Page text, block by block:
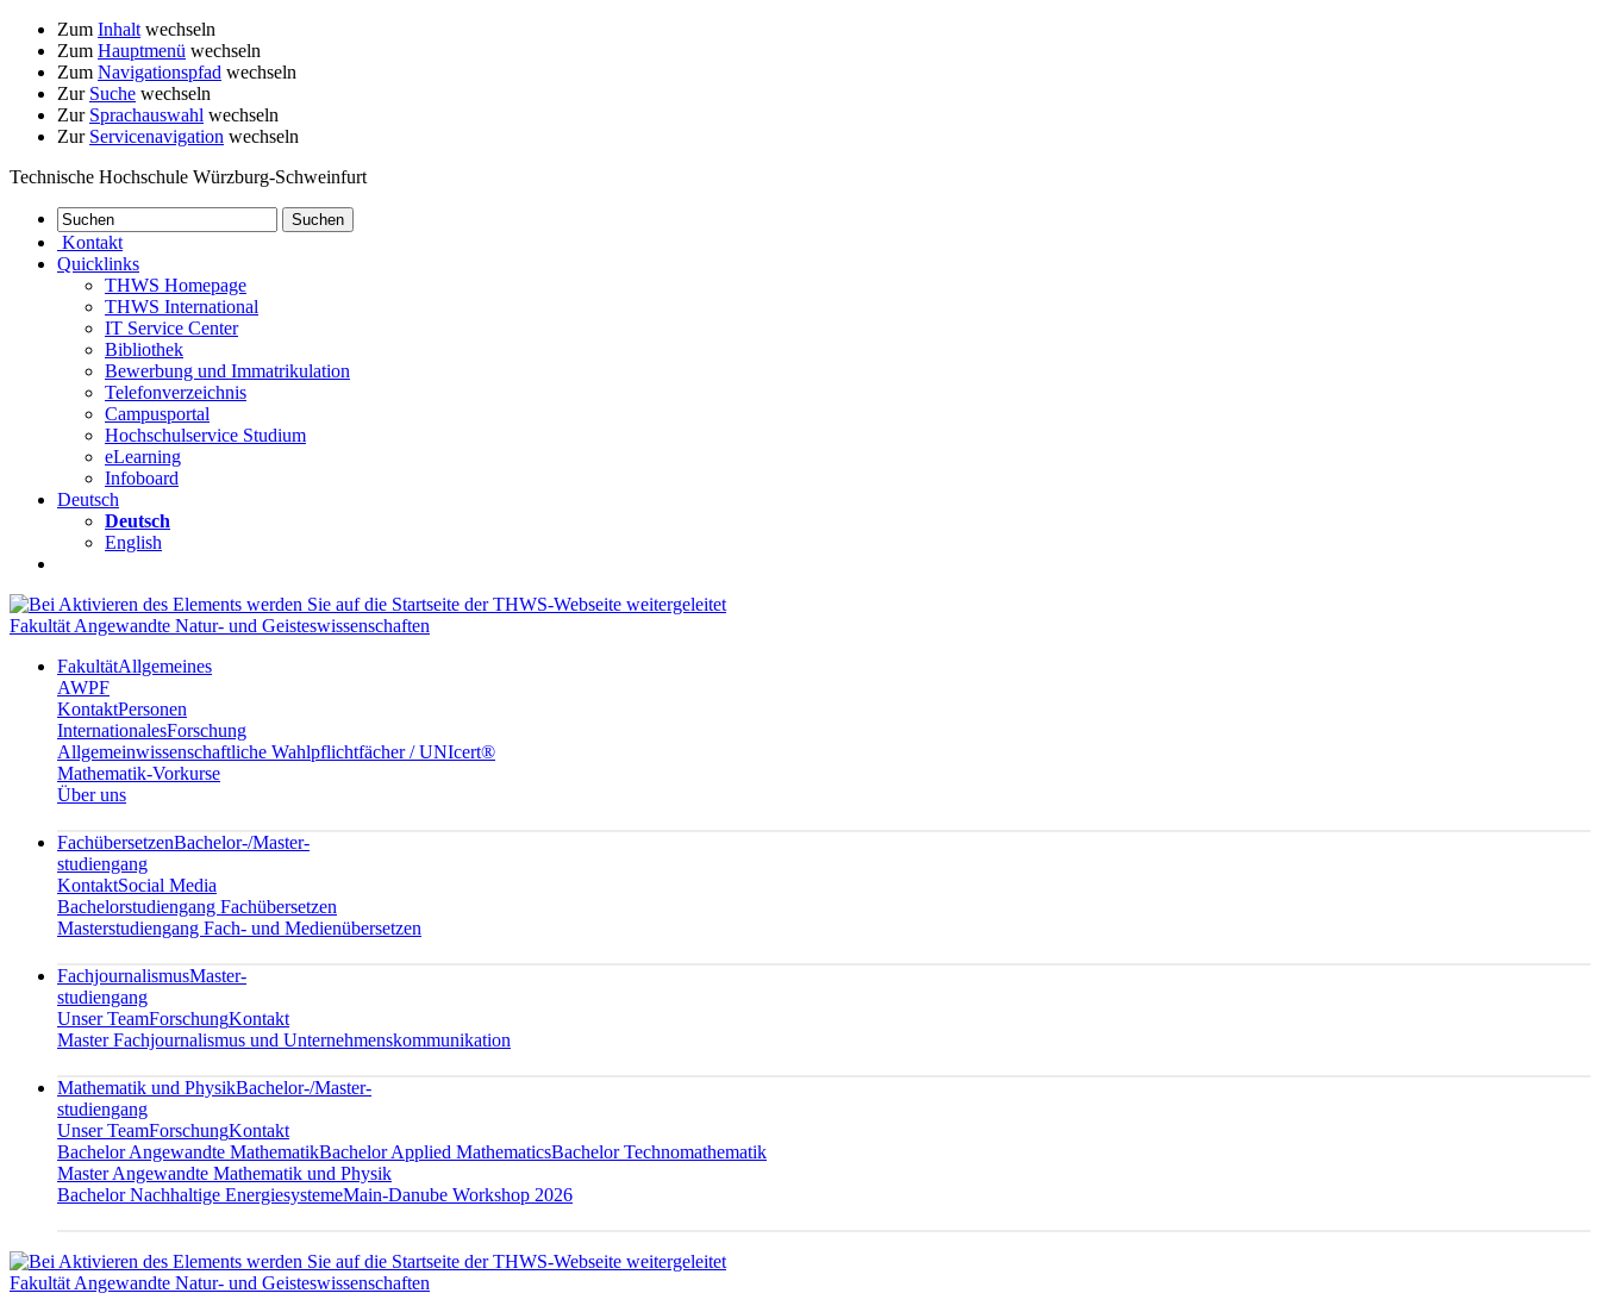
Zum Inhalt wechseln
Zum Hauptmenü wechseln
Zum Navigationspfad wechseln
Zur Suche wechseln
Zur Sprachauswahl wechseln
Zur Servicenavigation wechseln
Technische Hochschule Würzburg-Schweinfurt
Kontakt
Quicklinks
THWS Homepage
THWS International
IT Service Center
Bibliothek
Bewerbung und Immatrikulation
Telefonverzeichnis
Campusportal
Hochschulservice Studium
eLearning
Infoboard
Deutsch
Deutsch
English
Fakultät Angewandte Natur- und Geisteswissenschaften
FakultätAllgemeines
AWPF
KontaktPersonen
InternationalesForschung
Allgemeinwissenschaftliche Wahlpflichtfächer / UNIcert®
Mathematik-Vorkurse
Über uns
FachübersetzenBachelor-/Master-
studiengang
KontaktSocial Media
Bachelorstudiengang Fachübersetzen
Masterstudiengang Fach- und Medienübersetzen
FachjournalismusMaster-
studiengang
Unser TeamForschungKontakt
Master Fachjournalismus und Unternehmenskommunikation
Mathematik und PhysikBachelor-/Master-
studiengang
Unser TeamForschungKontakt
Bachelor Angewandte MathematikBachelor Applied MathematicsBachelor Technomathematik
Master Angewandte Mathematik und Physik
Bachelor Nachhaltige EnergiesystemeMain-Danube Workshop 2026
Fakultät Angewandte Natur- und Geisteswissenschaften